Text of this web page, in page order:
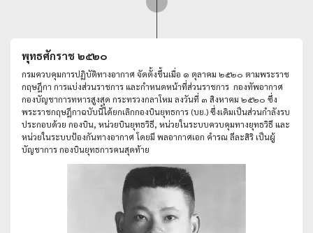
พุทธศักราช ๒๕๒๐
กรมควบคุมการปฏิบัติทางอากาศ จัดตั้งขึ้นเมื่อ ๑ ตุลาคม ๒๕๒๐ ตามพระราช
กฤษฎีกา การแบ่งส่วนราชการ และกำหนดหน้าที่ส่วนราชการ กองทัพอากาศ
กองบัญชาการทหารสูงสุด กระทรวงกลาโหม ลงวันที่ ๓ สิงหาคม ๒๕๒๐ ซึ่ง
พระราชกฤษฎีกาฉบับนี้ได้ยกเลิกกองบินยุทธการ (บย.) ซึ่งเดิมเป็นส่วนกำลังรบ
ประกอบด้วย กองบิน, หน่วยบินยุทธวิธี, หน่วยในระบบควบคุมทางยุทธวิธี และ
หน่วยในระบบป้องกันทางอากาศ โดยมี พลอากาศเอก คำรณ ลีละสิริ เป็นผู้
บัญชาการ กองบินยุทธการคนสุดท้าย